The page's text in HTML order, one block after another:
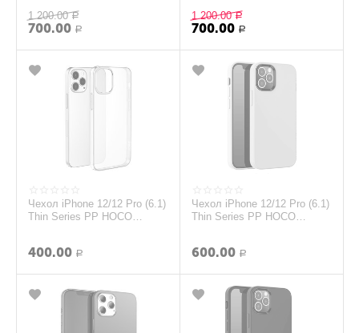
1 200.00 Р
700.00 Р
1 200.00 Р
700.00 Р
Чехол iPhone 12/12 Pro (6.1)
Thin Series PP HOCO
400.00 Р
Чехол iPhone 12/12 Pro (6.1)
Thin Series PP HOCO
600.00 Р